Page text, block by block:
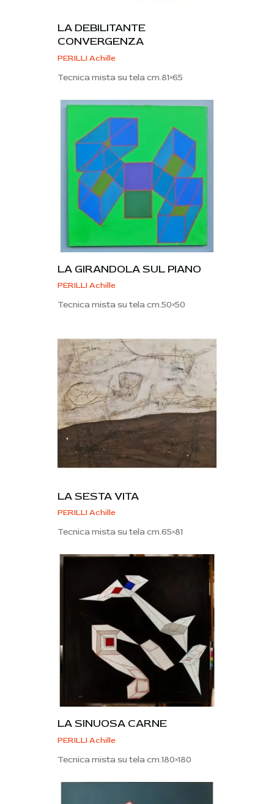
LA DEBILITANTE
CONVERGENZA
PERILLI Achille
Tecnica mista su tela cm.81×65
LA GIRANDOLA SUL PIANO
PERILLI Achille
Tecnica mista su tela cm.50×50
LA SESTA VITA
PERILLI Achille
Tecnica mista su tela cm.65×81
LA SINUOSA CARNE
PERILLI Achille
Tecnica mista su tela cm.180×180